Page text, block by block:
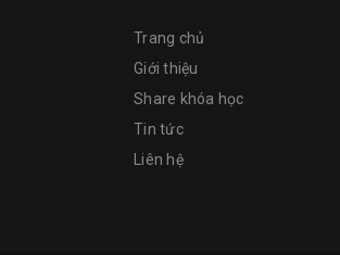
Trang chủ
Giới thiệu
Share khóa học
Tin tức
Liên hệ